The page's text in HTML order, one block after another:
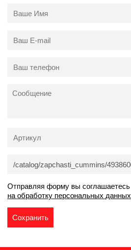
Отправляя форму вы соглашаетесь
на обработку персональных данных